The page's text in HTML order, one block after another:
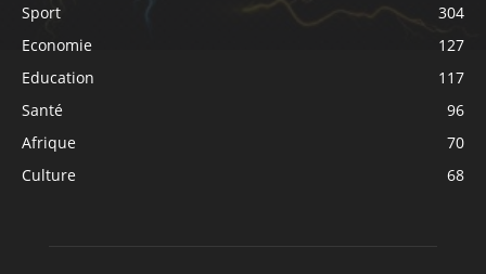
Sport
304
Economie
127
Education
117
Santé
96
Afrique
70
Culture
68